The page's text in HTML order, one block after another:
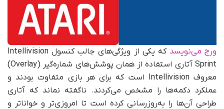
ورج می‌نویسد
که یکی از ویژگی‌های جالب کنسول Intellivision
Sprint آتاری استفاده از همان پوشش‌های شماره‌گیر (Overlay)
معروف Intellivision است که برای هر بازی متفاوت بودند و
عملکرد دکمه‌ها را مشخص می‌کردند. ناگفته نماند که آتاری
طراحی آن‌ها را به‌روزرسانی کرده است تا امروزی‌تر و خواناتر و